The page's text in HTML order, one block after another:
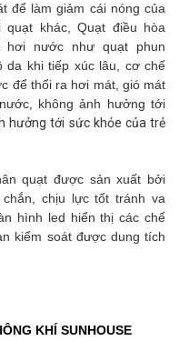
để làm giảm cái nóng của
khác, Quạt điều hòa
hơi nước như quạt phun
da khi tiếp xúc lâu, cơ chế
để thổi ra hơi mát, gió mát
không ảnh hưởng tới
hưởng tới sức khỏe của trẻ
quạt được sản xuất bởi
chịu lực tốt tránh va
hình led hiển thị các chế
kiểm soát được dung tích
KHÍ SUNHOUSE